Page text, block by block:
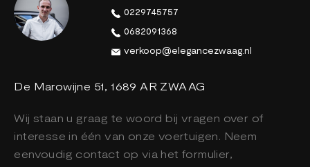
0229745757
0682091368
verkoop@elegancezwaag.nl
De Marowijne 51, 1689 AR ZWAAG
Wij staan u graag te woord bij vragen over of
interesse in één van onze voertuigen. Neem
eenvoudig contact op via het formulier,